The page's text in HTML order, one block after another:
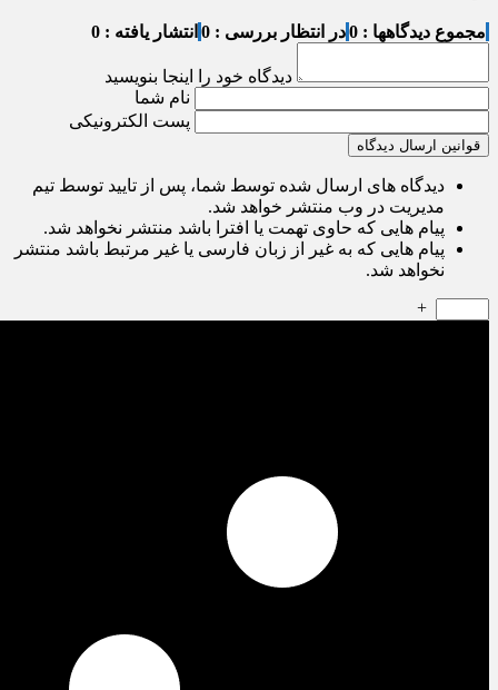
مجموع دیدگاهها : 0 در انتظار بررسی : 0 انتشار یافته : 0
دیدگاه خود را اینجا بنویسید
نام شما
پست الکترونیکی
قوانین ارسال دیدگاه
دیدگاه های ارسال شده توسط شما، پس از تایید توسط تیم
مدیریت در وب منتشر خواهد شد.
پیام هایی که حاوی تهمت یا افترا باشد منتشر نخواهد شد.
پیام هایی که به غیر از زبان فارسی یا غیر مرتبط باشد منتشر
نخواهد شد.
+